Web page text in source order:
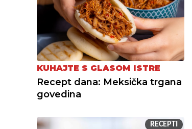
KUHAJTE S GLASOM ISTRE
Recept dana: Meksička trgana
govedina
RECEPTI